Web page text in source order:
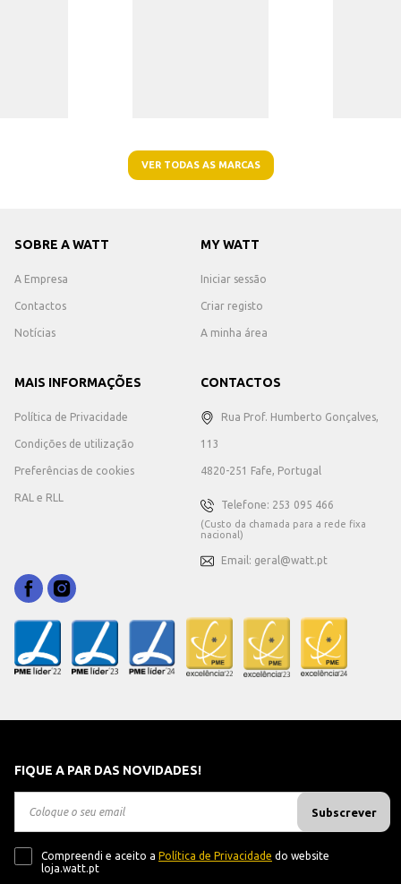
VER TODAS AS MARCAS
SOBRE A WATT
A Empresa
Contactos
Notícias
MY WATT
Iniciar sessão
Criar registo
A minha área
MAIS INFORMAÇÕES
Política de Privacidade
Condições de utilização
Preferências de cookies
RAL e RLL
CONTACTOS
Rua Prof. Humberto Gonçalves,
113
4820-251 Fafe, Portugal
Telefone: 253 095 466
(Custo da chamada para a rede fixa
nacional)
Email: geral@watt.pt
FIQUE A PAR DAS NOVIDADES!
Subscrever
Compreendi e aceito a Política de Privacidade do website
loja.watt.pt